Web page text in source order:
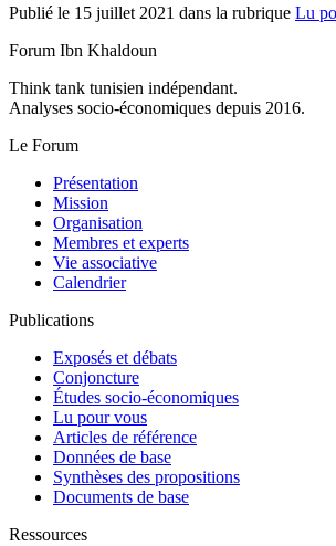
Publié le 15 juillet 2021 dans la rubrique Lu
Forum Ibn Khaldoun
Think tank tunisien indépendant.
Analyses socio-économiques depuis 2016.
Le Forum
Présentation
Mission
Organisation
Membres et experts
Vie associative
Calendrier
Publications
Exposés et débats
Conjoncture
Études socio-économiques
Lu pour vous
Articles de référence
Données de base
Synthèses des propositions
Documents de base
Ressources